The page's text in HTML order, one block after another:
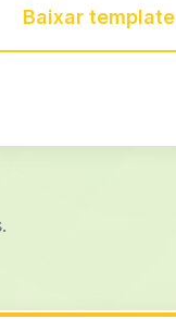
Baixar template